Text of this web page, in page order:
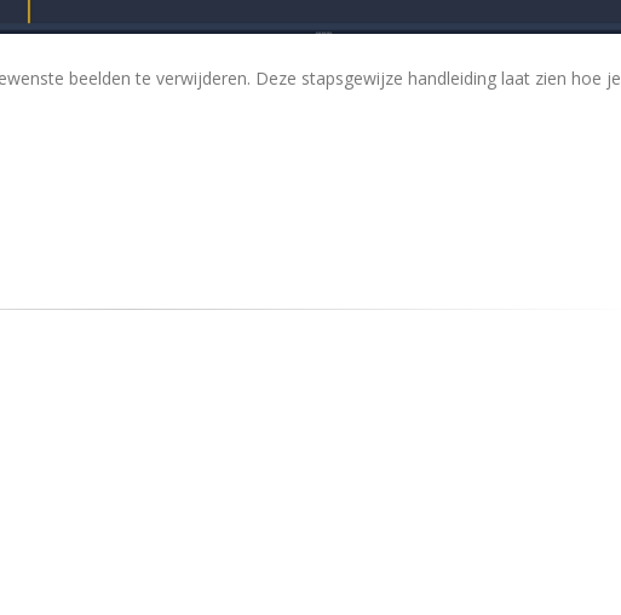
beelden te verwijderen. Deze stapsgewijze handleiding laat zien hoe je